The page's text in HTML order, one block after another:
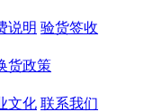
说明 验货签收
货政策
文化 联系我们